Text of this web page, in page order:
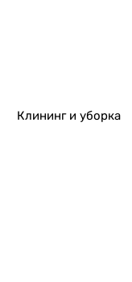
Клининг и уборка